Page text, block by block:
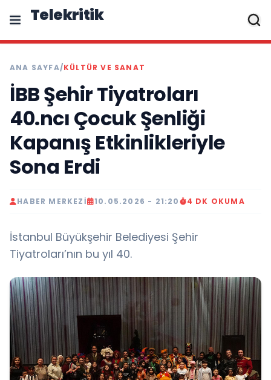
Telekritik
ANA SAYFA/KÜLTÜR VE SANAT
İBB Şehir Tiyatroları
40.ncı Çocuk Şenliği
Kapanış Etkinlikleriyle
Sona Erdi
HABER MERKEZI 10.05.2026 - 21:20 4 DK OKUMA
İstanbul Büyükşehir Belediyesi Şehir
Tiyatroları’nın bu yıl 40.